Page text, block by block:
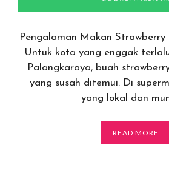
Pengalaman Makan Strawberry
Untuk kota yang enggak
Palangkaraya, buah
yang susah ditemui. Di
yang lokal dan
READ MORE